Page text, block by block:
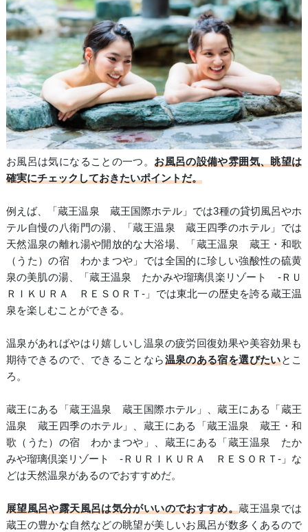
お風呂は気になることの一つ。お風呂の設備や雰囲気、眺望は
確実にチェックしておきたいポイントだ。
例えば、「蔵王温泉 蔵王国際ホテル」では3種の貸切風呂やホ
テル自慢の八衛門の湯、「蔵王温泉 蔵王四季のホテル」では
天然温泉の離れ湯や開放的な大浴場、「蔵王温泉 蔵王・和歌
（うた）の宿 わかまつや」では全国的に珍しい強酸性の硫黄
泉の美肌の湯、「蔵王温泉 たかみや瑠璃倶楽リゾート ‐ＲＵ
ＲＩＫＵＲＡ ＲＥＳＯＲＴ‐」では東北一の歴史を誇る蔵王温
泉を楽しむことができる。
温泉があればやはり嬉しいし温泉の疲労回復効果や美容効果も
期待できるので、できることなら温泉のある宿を選びたいとこ
ろ。
蔵王にある「蔵王温泉 蔵王国際ホテル」、蔵王にある「蔵王
温泉 蔵王四季のホテル」、蔵王にある「蔵王温泉 蔵王・和
歌（うた）の宿 わかまつや」、蔵王にある「蔵王温泉 たか
みや瑠璃倶楽リゾート ‐ＲＵＲＩＫＵＲＡ ＲＥＳＯＲＴ‐」な
どは天然温泉があるのでおすすめだ。
展望風呂や露天風呂は気分がいいのでおすすめ。蔵王温泉では
蔵王の豊かな自然などの眺望が美しいお風呂が数多くあるので